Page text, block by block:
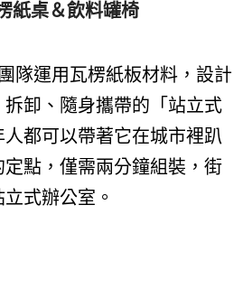
紙桌＆飲料罐椅
隊運用瓦楞紙板材料，設計
卸、隨身攜帶的「站立式
都可以帶著它在城市裡趴
點，僅需兩分鐘組裝，街
式辦公室。